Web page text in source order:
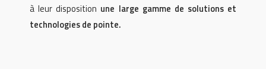
à leur disposition une large gamme de solutions et
technologies de pointe.